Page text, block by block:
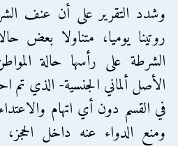
وشدد التقرير على أن عنف
روتينا يوميا، متناولا بعض
الشرطة على رأسها حالة
الأصل ألماني الجنسية- الذي تم
في القسم دون أي اتهام
ومنع الدواء عنه داخل